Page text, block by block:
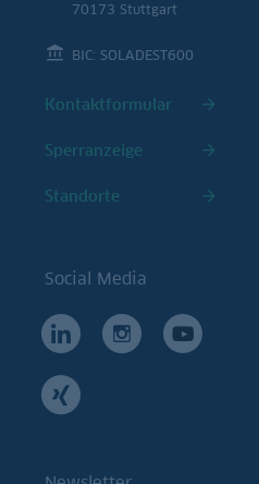
70173 Stuttgart
BIC: SOLADEST600
Kontaktformular
Sperranzeige
Standorte
Social Media